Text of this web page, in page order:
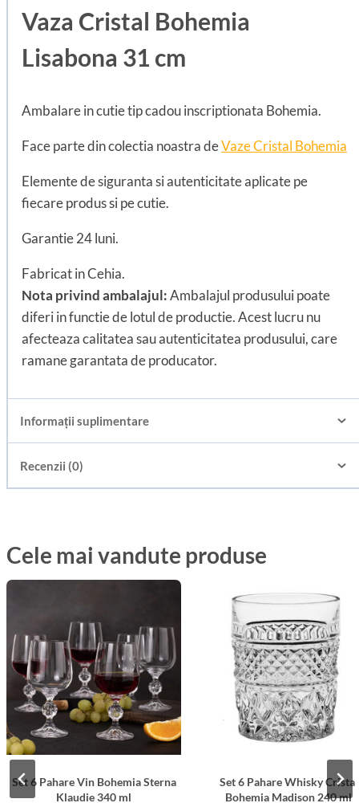
Vaza Cristal Bohemia
Lisabona 31 cm
Ambalare in cutie tip cadou inscriptionata Bohemia.
Face parte din colectia noastra deVaze Cristal Bohemia
Elemente de siguranta si autenticitate aplicate pe
fiecare produs si pe cutie.
Garantie 24 luni.
Fabricat in Cehia.
Nota privind ambalajul:Ambalajul produsului poate
diferi in functie de lotul de productie. Acest lucru nu
afecteaza calitatea sau autenticitatea produsului, care
ramane garantata de producator.
Informații suplimentare
Recenzii (0)
Cele mai vandute produse
Set 6 Pahare Vin Bohemia Sterna
Klaudie 340 ml
Set 6 Pahare Whisky Cristal
Bohemia Madison 240 ml